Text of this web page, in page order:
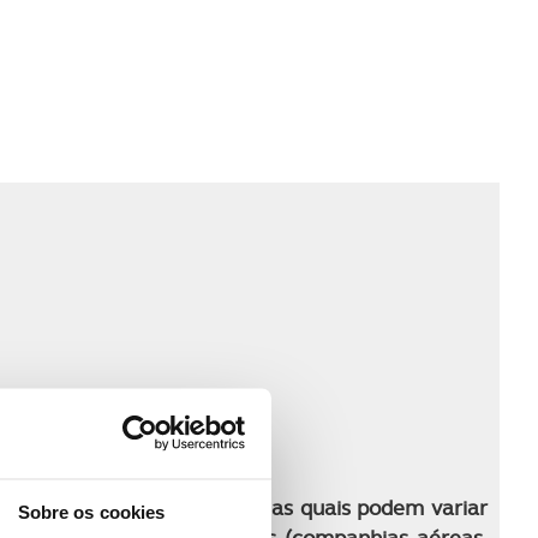
Sobre os cookies
de viagem
para o período indicado, as quais podem variar